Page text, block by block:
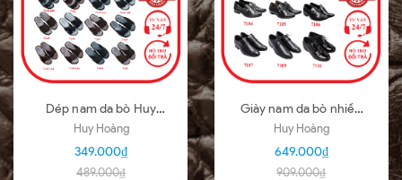
Dép nam da bò Huy
Hoàng nhiều loại nhiều
màu HD7140-51
Huy Hoàng
349.000₫
489.000₫
Giày nam da bò nhiều
loại màu đen HD7101-
02-03-04-05-06-07-
09-16
Huy Hoàng
649.000₫
909.000₫